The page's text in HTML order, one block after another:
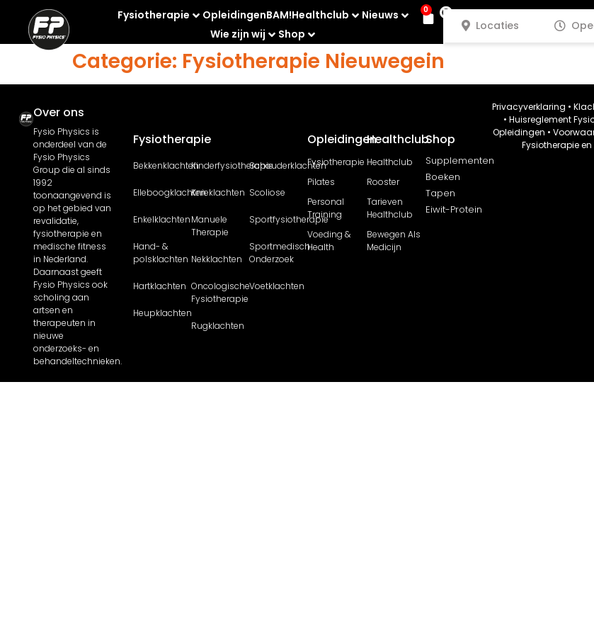
Fysiotherapie OpleidingenBAM!Healthclub
Nieuws
Wie zijn wij
Shop
0
Locaties
Categorie: Fysiotherapie Nieuwegein
Over ons
Fysio Physics is
onderdeel van de
Fysio Physics
Group die al sinds
1992
toonaangevend is
op het gebied van
revalidatie,
fysiotherapie en
medische fitness
in Nederland.
Daarnaast geeft
Fysio Physics ook
scholing aan
artsen en
therapeuten in
nieuwe
onderzoeks- en
behandeltechnieken.
Fysiotherapie
Bekkenklachten
Elleboogklachten
Enkelklachten
Hand- &
polsklachten
Hartklachten
Heupklachten
Kinderfysiotherapie
Knieklachten
Manuele
Therapie
Nekklachten
Oncologische
Fysiotherapie
Rugklachten
Schouderklachten
Scoliose
Sportfysiotherapie
Sportmedisch
Onderzoek
Voetklachten
Opleidingen
Fysiotherapie
Pilates
Personal
Training
Voeding &
Health
Healthclub
Healthclub
Rooster
Tarieven
Healthclub
Bewegen Als
Medicijn
Shop
Supplementen
Boeken
Tapen
Eiwit-Protein
Privacyverklaring •
• Huisreglement
Opleidingen •
Fysiotherapie